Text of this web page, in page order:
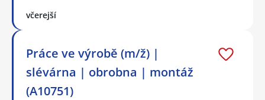
včerejší
Práce ve výrobě (m/ž) |
slévárna | obrobna | montáž
(A10751)